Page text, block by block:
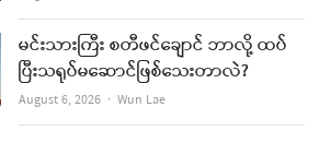
မင်းသားကြီး စတီဖင်ချောင် ဘာလို့ ထပ်
ပြီးသရုပ်မဆောင်ဖြစ်သေးတာလဲ?
August 6, 2026 Author
Wun Lae